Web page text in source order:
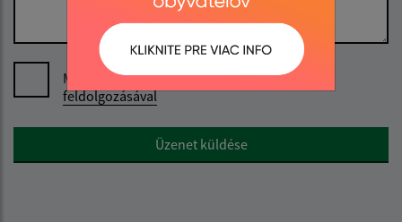
Megismerkedtem aszemélyes adatok
feldolgozásával
Google reCaptcha ResponseÜzenet küldése